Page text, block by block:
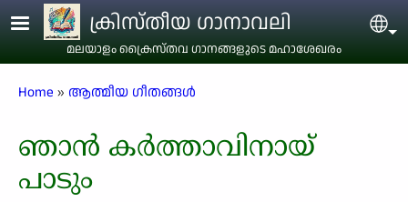
Skip to main contentക്രിസ്തീയ ഗാനാവലി
മലയാളം ക്രൈസ്തവ ഗാനങ്ങളുടെ മഹാശേഖരം
Breadcrumb
Home ആത്മീയ ഗീതങ്ങൾ
ഞാൻ കർത്താവിനായ്
പാടും